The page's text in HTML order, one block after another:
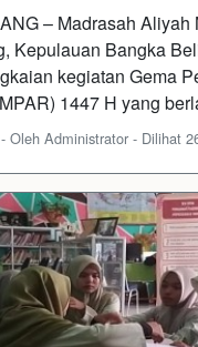
– Madrasah Aliyah
Kepulauan Bangka
kegiatan Gema
1447 H yang
Oleh Administrator - Dilihat